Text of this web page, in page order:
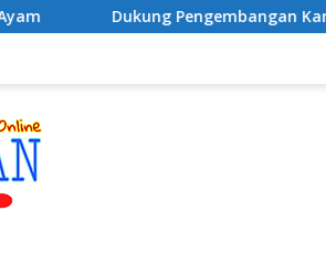
Kampus UNESA di Pusat